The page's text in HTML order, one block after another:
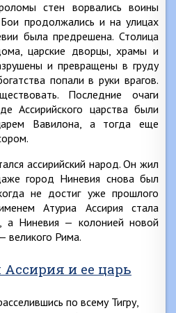
стен ворвались воины
продолжались и на улицах
была предрешена. Столица
царские дворцы, храмы и
и превращены в груду
попали в руки врагов.
Последние очаги
Ассирийского царства были
Вавилона, а тогда еще
ассирийский народ. Он жил
город Ниневия снова был
не достиг уже прошлого
Атуриа Ассирия стала
а Ниневия — колонией новой
великого Рима.
и ее царь
по всему Тигру,